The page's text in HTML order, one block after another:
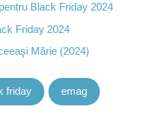
Black Friday 2024
Friday 2024
Mărie (2024)
friday emag